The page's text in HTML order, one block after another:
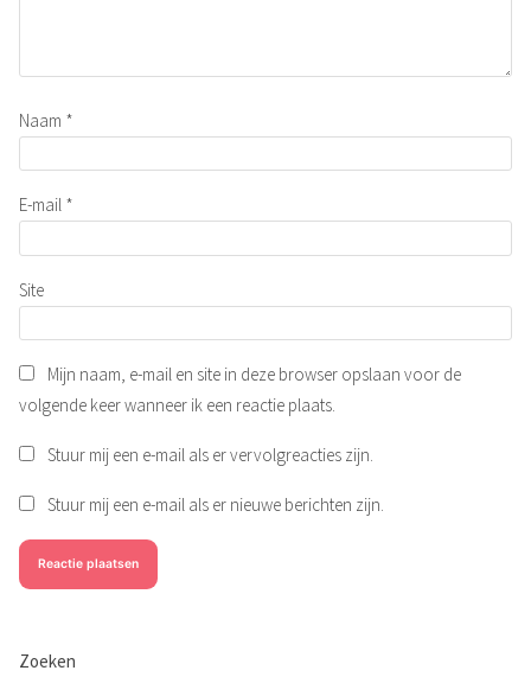
Naam *
E-mail *
Site
Mijn naam, e-mail en site in deze browser opslaan voor de
volgende keer wanneer ik een reactie plaats.
Stuur mij een e-mail als er vervolgreacties zijn.
Stuur mij een e-mail als er nieuwe berichten zijn.
Zoeken